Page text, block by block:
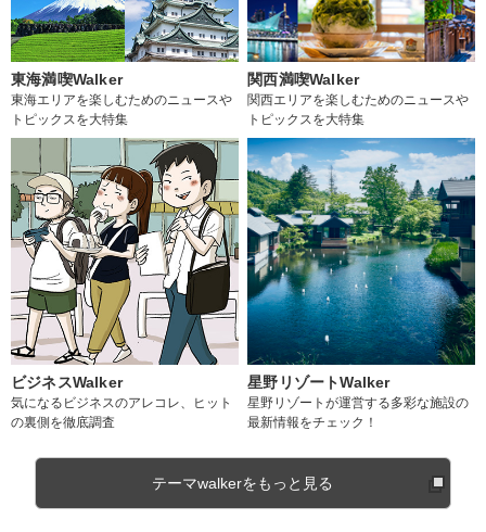
東海満喫Walker
東海エリアを楽しむためのニュースや
トピックスを大特集
関西満喫Walker
関西エリアを楽しむためのニュースや
トピックスを大特集
ビジネスWalker
気になるビジネスのアレコレ、ヒット
の裏側を徹底調査
星野リゾートWalker
星野リゾートが運営する多彩な施設の
最新情報をチェック！
テーマwalkerをもっと見る